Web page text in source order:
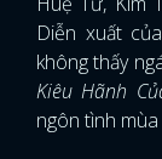
Diễn xuất
không thấy
Kiêu Hãnh
ngôn tình